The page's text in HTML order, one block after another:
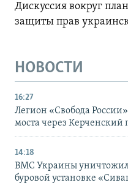
Дискуссия вокруг
защиты прав
НОВОСТИ
16:27
Легион «Свобода
моста через Керченский
14:18
ВМС Украины
буровой установке